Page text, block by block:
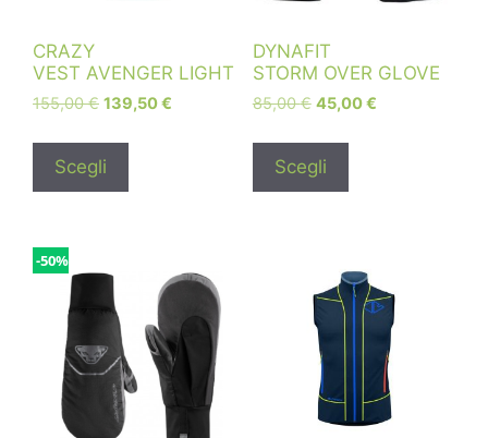
CRAZY
VEST AVENGER LIGHT
155,00€ 139,50€
Scegli
DYNAFIT
STORM OVER GLOVE
85,00€ 45,00€
Scegli
-50%